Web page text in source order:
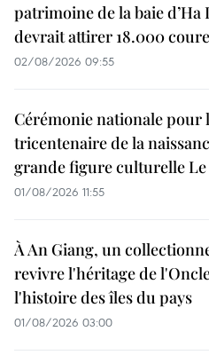
patrimoine de la baie d’Ha
devrait attirer 18.000
02/08/2026 09:55
Cérémonie nationale pour
tricentenaire de la
grande figure culturelle
01/08/2026 11:55
À An Giang, un
revivre l'héritage de
l'histoire des îles du pays
01/08/2026 03:00